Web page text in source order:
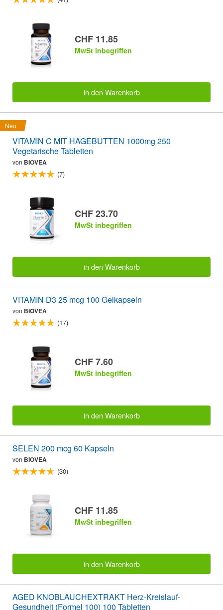
CHF 11.85
MwSt inbegriffen
in den Warenkorb
Neu
VITAMIN C MIT HAGEBUTTEN 1000mg 250
Vegetarische Tabletten
von BIOVEA
(7)
CHF 23.70
MwSt inbegriffen
in den Warenkorb
VITAMIN D3 25 mcg 100 Gelkapseln
von BIOVEA
(17)
CHF 7.60
MwSt inbegriffen
in den Warenkorb
SELEN 200 mcg 60 Kapseln
von BIOVEA
(30)
CHF 11.85
MwSt inbegriffen
in den Warenkorb
AGED KNOBLAUCHEXTRAKT Herz-Kreislauf-
Gesundheit (Formel 100) 100 Tabletten